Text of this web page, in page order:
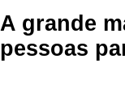
A grande
pessoas